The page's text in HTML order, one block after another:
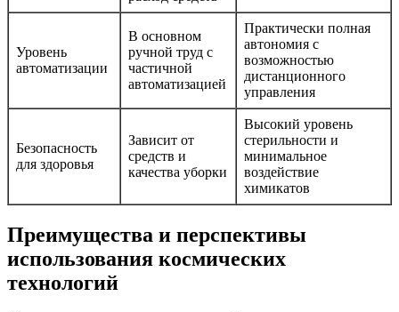
Уровень
автоматизации
В основном
ручной труд с
частичной
автоматизацией
Практически полная
автономия с
возможностью
дистанционного
управления
Безопасность
для здоровья
Зависит от
средств и
качества уборки
Высокий уровень
стерильности и
минимальное
воздействие
химикатов
Преимущества и перспективы
использования космических
технологий